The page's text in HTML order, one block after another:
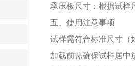
承压板尺寸：根据试样
五、使用注意事项
试样需符合标准尺寸（
加载前需确保试样居